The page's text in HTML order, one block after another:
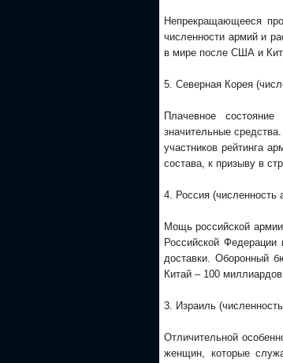
Непрекращающееся
численности армий и
в мире после США и
5. Северная Корея
Плачевное
значительные
участников рейтинга
состава, к призыву в
4. Россия
Мощь российской
Российской
доставки. Оборонный
Китай – 100
3. Израиль
Отличительной
женщин, которые